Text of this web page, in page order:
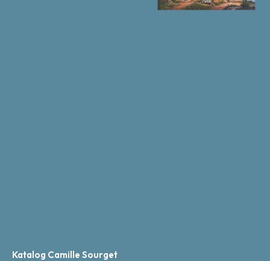
Katalog Camille Sourget